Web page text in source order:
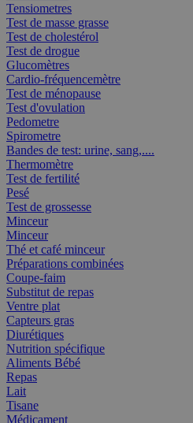
Tensiometres
Test de masse grasse
Test de cholestérol
Test de drogue
Glucomètres
Cardio-fréquencemètre
Test de ménopause
Test d'ovulation
Pedometre
Spirometre
Bandes de test: urine, sang,....
Thermomètre
Test de fertilité
Pesé
Test de grossesse
Minceur
Minceur
Thé et café minceur
Préparations combinées
Coupe-faim
Substitut de repas
Ventre plat
Capteurs gras
Diurétiques
Nutrition spécifique
Aliments Bébé
Repas
Lait
Tisane
Médicament